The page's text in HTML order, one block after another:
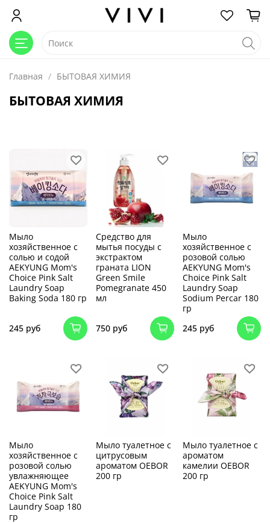
Главная БЫТОВАЯ ХИМИЯ
БЫТОВАЯ ХИМИЯ
Мыло
хозяйственное с
солью и содой
AEKYUNG Mom's
Choice Pink Salt
Laundry Soap
Baking Soda 180 гр
245 руб
Средство для
мытья посуды с
экстрактом
граната LION
Green Smile
Pomegranate 450
мл
750 руб
Мыло
хозяйственное с
розовой солью
AEKYUNG Mom's
Choice Pink Salt
Laundry Soap
Sodium Percar 180
гр
245 руб
Мыло
хозяйственное с
розовой солью
увлажняющее
AEKYUNG Mom's
Choice Pink Salt
Laundry Soap 180
гр
Мыло туалетное с
цитрусовым
ароматом OEBOR
200 гр
Мыло туалетное с
ароматом
камелии OEBOR
200 гр